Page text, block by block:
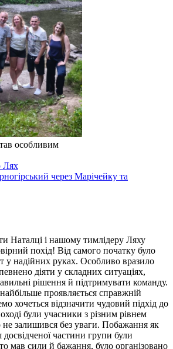
особливим
Лях
через Марічейку та
Наталці і нашому тимлідеру Ляху
похід! Від самого початку було
у надійних руках. Особливо вразило
діяти у складних ситуаціях,
рішення й підтримувати команду.
проявляється справжній
хочеться відзначити чудовий підхід до
були учасники з різним рівнем
не залишився без уваги. Побажання як
частини групи були
мав сили й бажання, було організовано